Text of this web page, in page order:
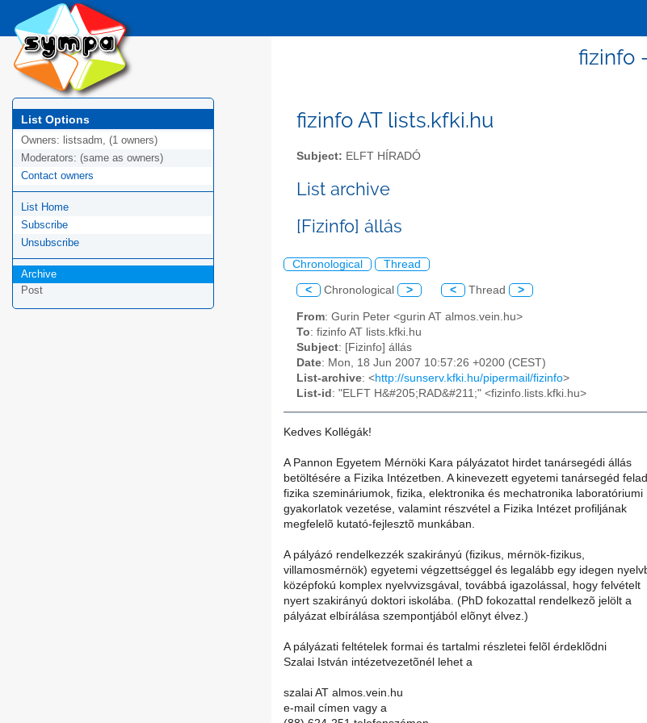
fizinfo
List Options
Owners: listsadm, (1 owners)
Moderators: (same as owners)
Contact owners
List Home
Subscribe
Unsubscribe
Archive
Post
fizinfo AT lists.kfki.hu
Subject: ELFT HÍRADÓ
List archive
[Fizinfo] állás
Chronological Thread
< Chronological > < Thread >
From: Gurin Peter <gurin AT almos.vein.hu>
To: fizinfo AT lists.kfki.hu
Subject: [Fizinfo] állás
Date: Mon, 18 Jun 2007 10:57:26 +0200 (CEST)
List-archive: <http://sunserv.kfki.hu/pipermail/fizinfo>
List-id : "ELFT H&#205;RAD&#211;" <fizinfo.lists.kfki.hu>
Kedves Kollégák!
A Pannon Egyetem Mérnöki Kara pályázatot hirdet tanársegédi állás
betöltésére a Fizika Intézetben. A kinevezett egyetemi tanársegéd
fizika szemináriumok, fizika, elektronika és mechatronika laboratóriumi
gyakorlatok vezetése, valamint részvétel a Fizika Intézet profiljának
megfelelõ kutató-fejlesztõ munkában.
A pályázó rendelkezzék szakirányú (fizikus, mérnök-fizikus,
villamosmérnök) egyetemi végzettséggel és legalább egy idegen
középfokú komplex nyelvvizsgával, továbbá igazolással, hogy felvételt
nyert szakirányú doktori iskolába. (PhD fokozattal rendelkezõ jelölt a
pályázat elbírálása szempontjából elõnyt élvez.)
A pályázati feltételek formai és tartalmi részletei felõl érdeklõdni
Szalai István intézetvezetõnél lehet a
szalai AT almos.vein.hu
e-mail címen vagy a